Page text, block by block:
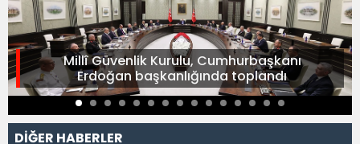
Millî Güvenlik Kurulu, Cumhurbaşkanı
Erdoğan başkanlığında toplandı
DİĞER HABERLER